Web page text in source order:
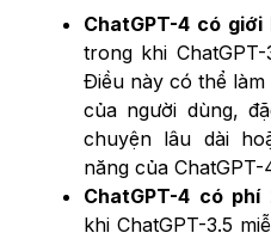
ChatGPT-4 có
trong khi
Điều này có thể
của người dùng,
chuyện lâu dài
năng của ChatGPT-
ChatGPT-4 có
khi ChatGPT-3.5